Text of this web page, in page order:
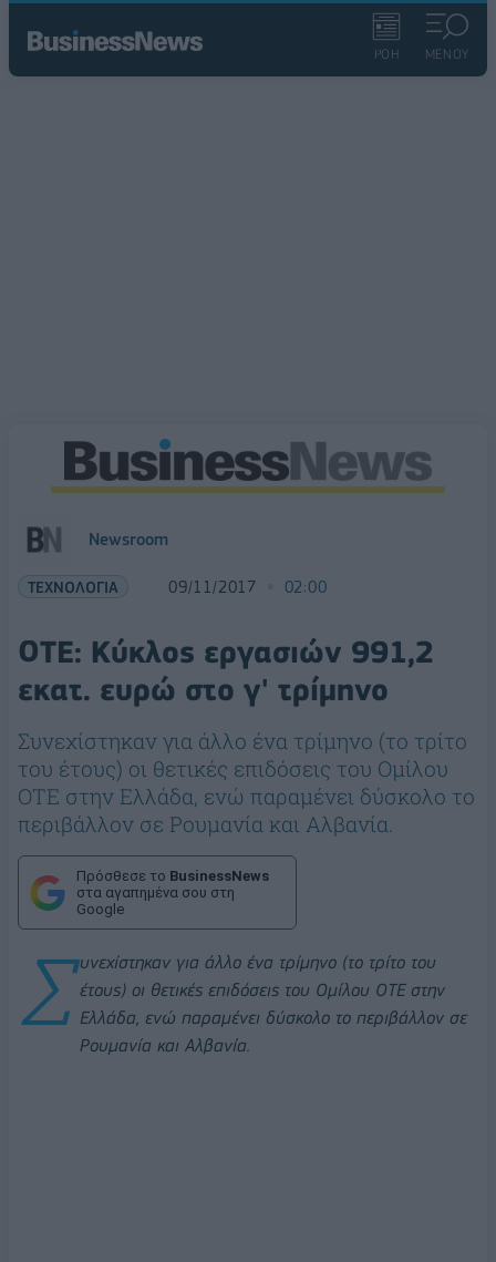
ΡΟΗ ΜΕΝΟΥ
Newsroom
ΤΕΧΝΟΛΟΓΙΑ 09/11/2017 02:00
ΟΤΕ: Κύκλος εργασιών 991,2
εκατ. ευρώ στο γ' τρίμηνο
Συνεχίστηκαν για άλλο ένα τρίμηνο (το τρίτο
του έτους) οι θετικές επιδόσεις του Ομίλου
ΟΤΕ στην Ελλάδα, ενώ παραμένει δύσκολο το
περιβάλλον σε Ρουμανία και Αλβανία.
Πρόσθεσε το BusinessNews
στα αγαπημένα σου στη
Google
Σ υνεχίστηκαν για άλλο ένα τρίμηνο (το τρίτο του
έτους) οι θετικές επιδόσεις του Ομίλου ΟΤΕ στην
Ελλάδα, ενώ παραμένει δύσκολο το περιβάλλον σε
Ρουμανία και Αλβανία.